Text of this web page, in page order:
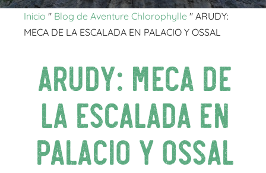
Inicio " Blog de Aventure Chlorophylle "ARUDY:
MECA DE LA ESCALADA EN PALACIO Y OSSAL
ARUDY: MECA DE
LA ESCALADA EN
PALACIO Y OSSAL